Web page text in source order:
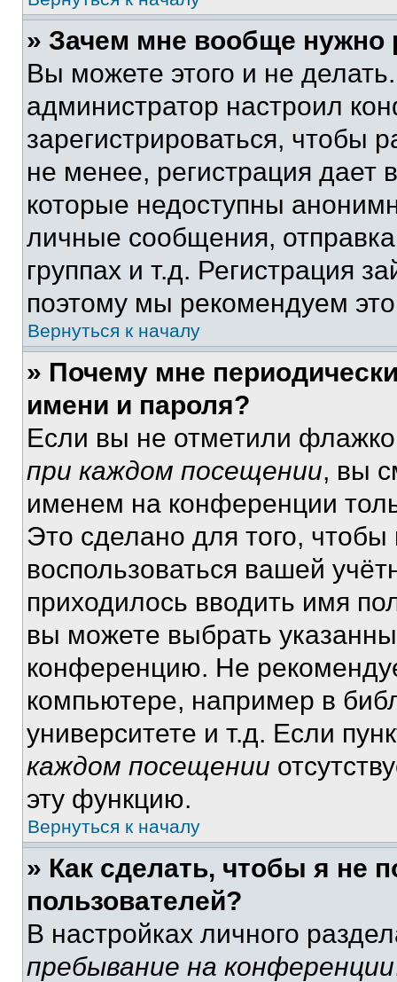
» Зачем мне вообще нужно
Вы можете этого и не
администратор настроил
зарегистрироваться, чтобы
не менее, регистрация
которые недоступны
личные сообщения,
группах и т.д. Регистрация
поэтому мы рекомендуем
Вернуться к началу
» Почему мне
имени и пароля?
Если вы не отметили
при каждом посещении, вы
именем на конференции
Это сделано для того, чтобы
воспользоваться вашей
приходилось вводить имя
вы можете выбрать
конференцию. Не
компьютере, например в
университете и т.д. Если
каждом посещении
эту функцию.
Вернуться к началу
» Как сделать, чтобы я не
пользователей?
В настройках личного
пребывание на конференции